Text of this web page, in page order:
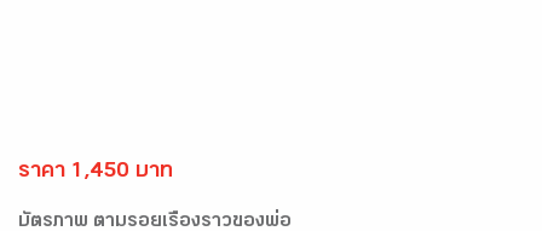
ราคา 1,450 บาท
บัตรภาพ ตามรอยเรื่องราวของพ่อ